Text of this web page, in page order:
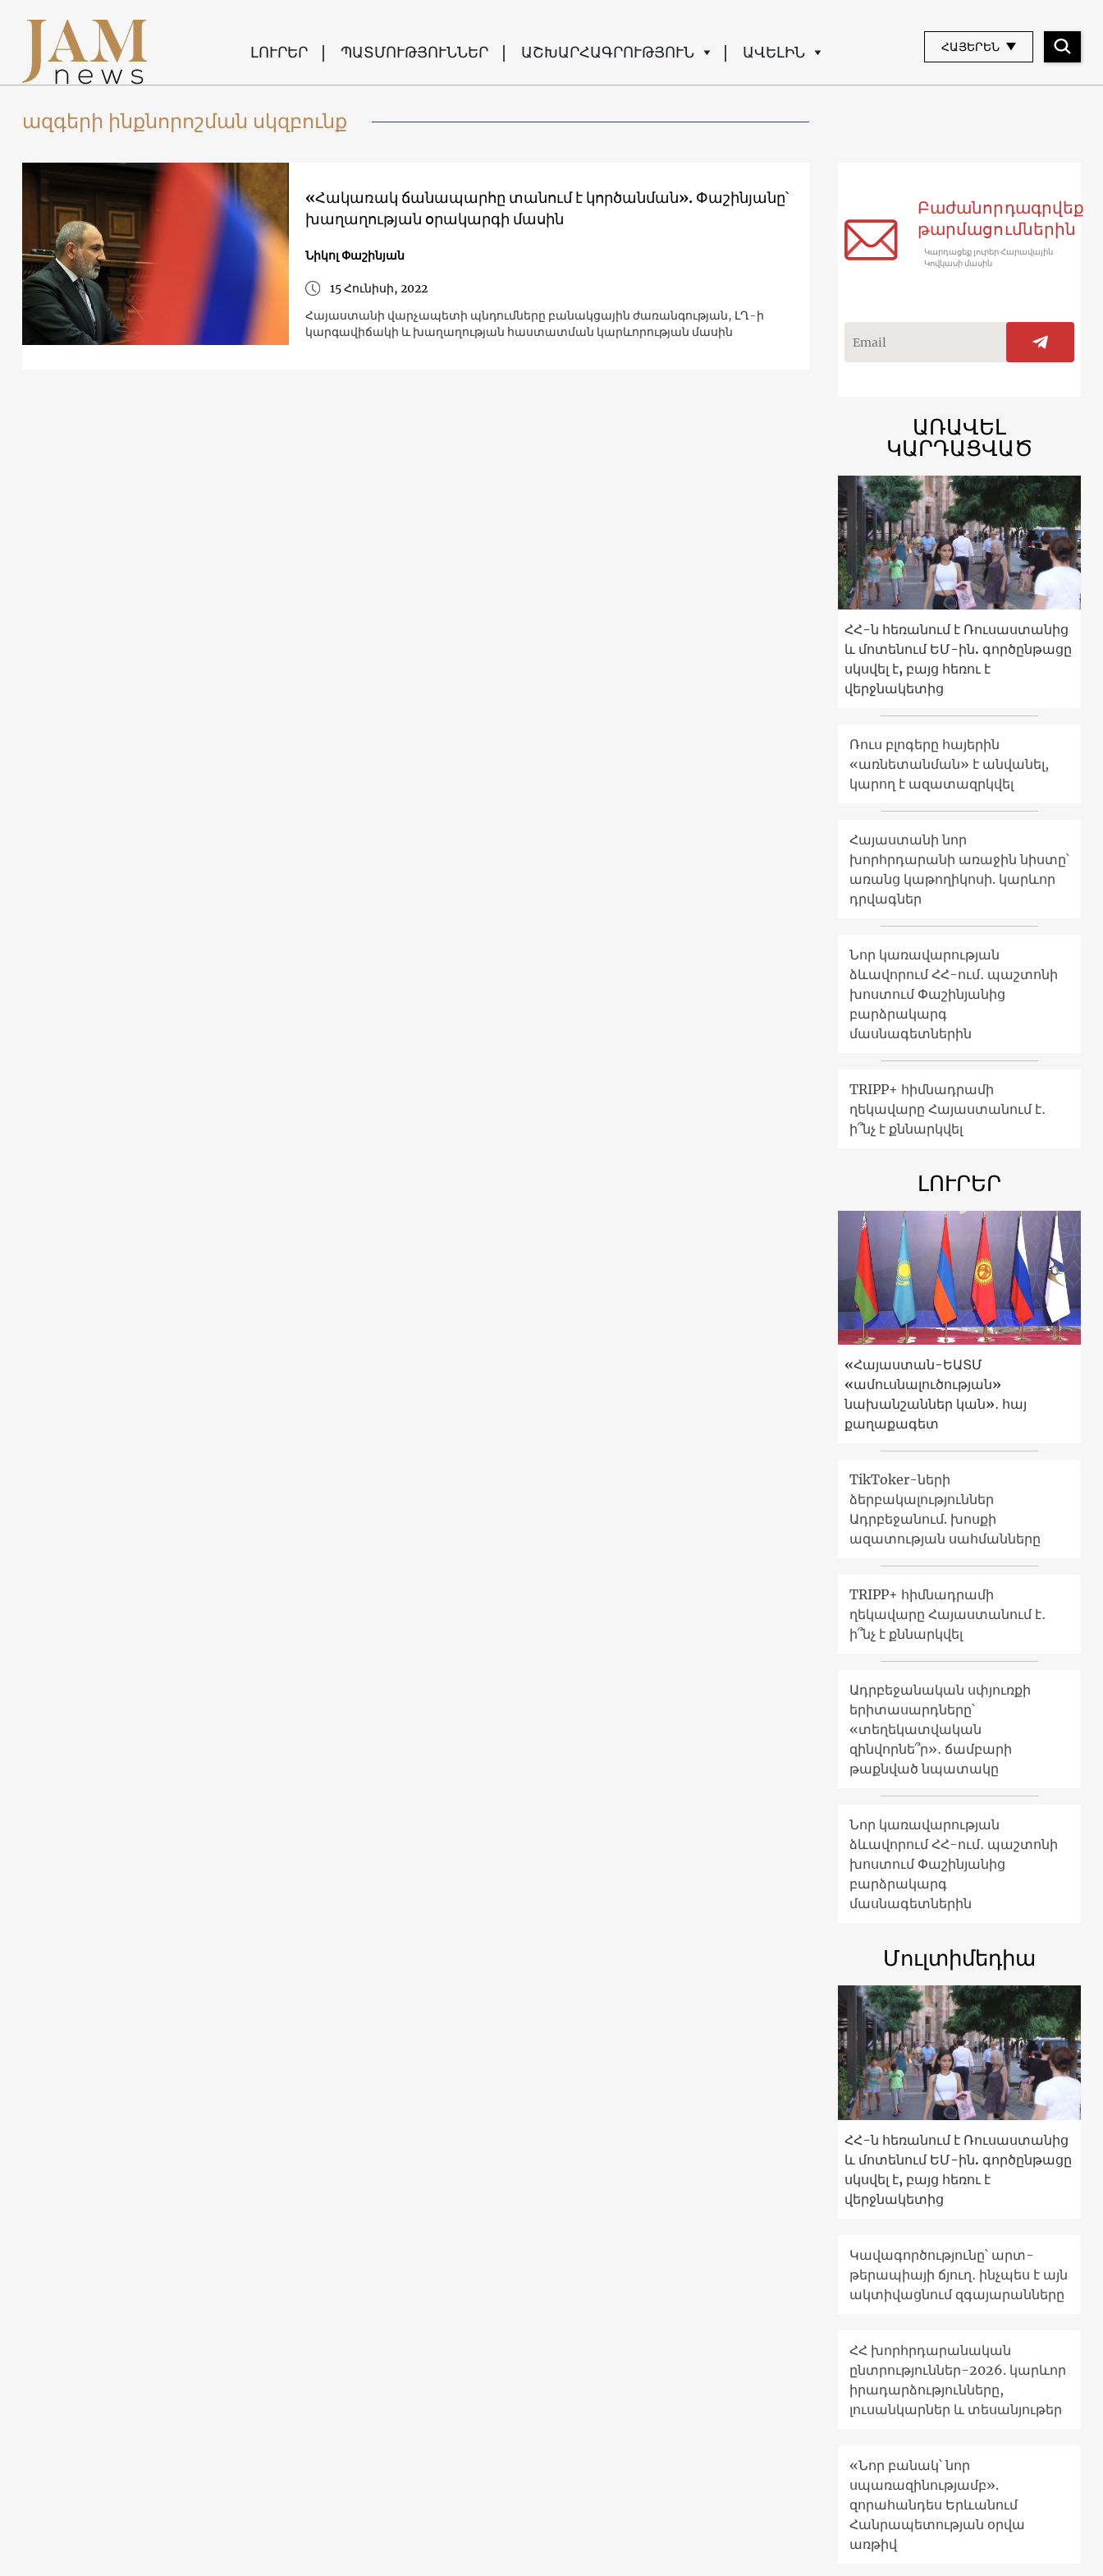
ԼՈՒՐԵՐ ՊԱՏՄՈՒԹՅՈՒՆՆԵՐ ԱՇԽԱՐՀԱԳՐՈՒԹՅՈՒՆ ԱՎԵԼԻՆ ՀԱՅԵՐԵՆ
ազգերի ինքնորոշման սկզբունք
«Հակառակ ճանապարհը տանում է կործանման». Փաշինյանը՝
խաղաղության օրակարգի մասին
Նիկոլ Փաշինյան
15 Հունիսի, 2022
Հայաստանի վարչապետի պնդումները բանակցային ժառանգության, ԼՂ-ի
կարգավիճակի և խաղաղության հաստատման կարևորության մասին
Բաժանորդագրվեք
թարմացումներին
Կարդացեք լուրեր Հարավային
Կովկասի մասին
ԱՌԱՎԵԼ
ԿԱՐԴԱՑՎԱԾ
ՀՀ-ն հեռանում է Ռուսաստանից
և մոտենում ԵՄ-ին. գործընթացը
սկսվել է, բայց հեռու է
վերջնակետից
Ռուս բլոգերը հայերին
«առնետանման» է անվանել,
կարող է ազատազրկվել
Հայաստանի նոր
խորհրդարանի առաջին նիստը՝
առանց կաթողիկոսի. կարևոր
դրվագներ
Նոր կառավարության
ձևավորում ՀՀ-ում․ պաշտոնի
խոստում Փաշինյանից
բարձրակարգ
մասնագետներին
TRIPP+ հիմնադրամի
ղեկավարը Հայաստանում է․
ի՞նչ է քննարկվել
ԼՈՒՐԵՐ
«Հայաստան-ԵԱՏՄ
«ամուսնալուծության»
նախանշաններ կան»․ հայ
քաղաքագետ
TikToker-ների
ձերբակալություններ
Ադրբեջանում. խոսքի
ազատության սահմանները
TRIPP+ հիմնադրամի
ղեկավարը Հայաստանում է․
ի՞նչ է քննարկվել
Ադրբեջանական սփյուռքի
երիտասարդները՝
«տեղեկատվական
զինվորնե՞ր»․ ճամբարի
թաքնված նպատակը
Նոր կառավարության
ձևավորում ՀՀ-ում․ պաշտոնի
խոստում Փաշինյանից
բարձրակարգ
մասնագետներին
Մուլտիմեդիա
ՀՀ-ն հեռանում է Ռուսաստանից
և մոտենում ԵՄ-ին. գործընթացը
սկսվել է, բայց հեռու է
վերջնակետից
Կավագործությունը՝ արտ-
թերապիայի ճյուղ․ ինչպես է այն
ակտիվացնում զգայարանները
ՀՀ խորհրդարանական
ընտրություններ-2026. կարևոր
իրադարձությունները,
լուսանկարներ և տեսանյութեր
«Նոր բանակ՝ նոր
սպառազինությամբ».
զորահանդես Երևանում
Հանրապետության օրվա
առթիվ